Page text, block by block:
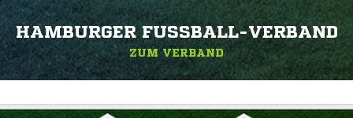
HAMBURGER FUSSBALL-VERBAND
ZUM VERBAND